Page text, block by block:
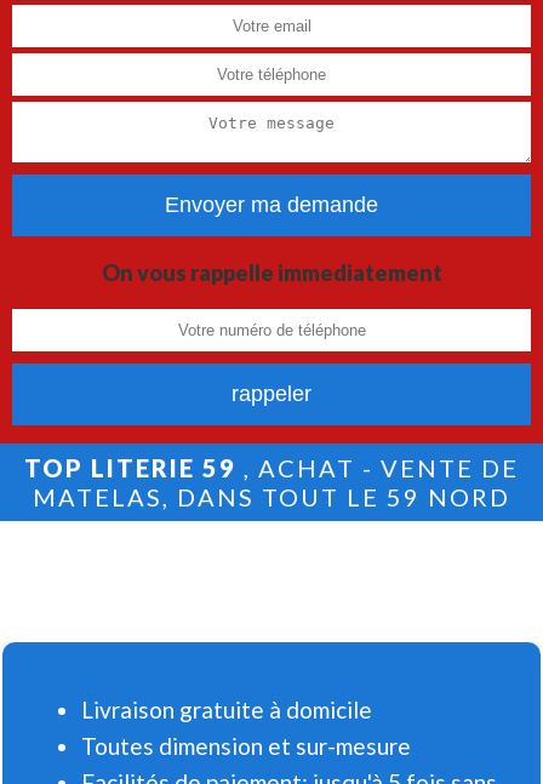
On vous rappelle immediatement
TOP LITERIE 59 , ACHAT - VENTE DE
MATELAS, DANS TOUT LE 59 NORD
Livraison gratuite à domicile
Toutes dimension et sur-mesure